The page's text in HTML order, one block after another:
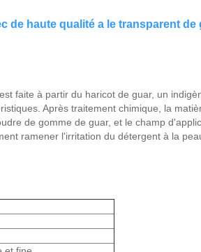
de haute qualité a le transparent
faite à partir du haricot de guar, un
Après traitement chimique, la
de gomme de guar, et le champ
ramener l'irritation du détergent à la